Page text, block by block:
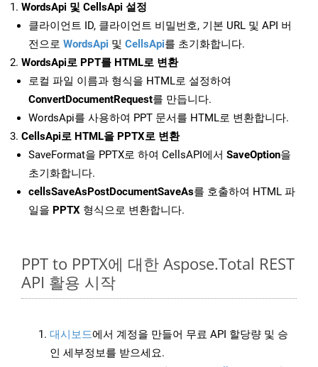
WordsApi 및 CellsApi 설정
클라이언트 ID, 클라이언트 비밀번호, 기본 URL 및 API 버
전으로 WordsApi 및 CellsApi를 초기화합니다.
WordsApi로 PPT를 HTML로 변환
로컬 파일 이름과 형식을 HTML로 설정하여
ConvertDocumentRequest를 만듭니다.
WordsApi를 사용하여 PPT 문서를 HTML로 변환합니다.
CellsApi로 HTML을 PPTX로 변환
SaveFormat을 PPTX로 하여 CellsAPI에서 SaveOption을
초기화합니다.
cellsSaveAsPostDocumentSaveAs를 호출하여 HTML 파
일을 PPTX 형식으로 변환합니다.
PPT to PPTX에 대한 Aspose.Total REST
API 활용 시작
대시보드에서 계정을 만들어 무료 API 할당량 및 승
인 세부정보를 받으세요.